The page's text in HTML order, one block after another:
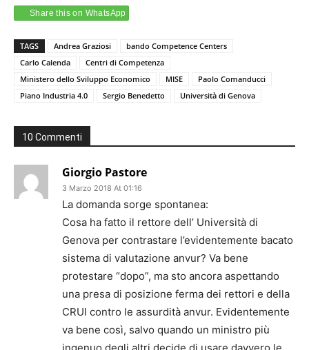
Share this on WhatsApp
TAGS Andrea Graziosi
bando Competence Centers
Carlo Calenda
Centri di Competenza
Ministero dello Sviluppo Economico
MISE
Paolo Comanducci
Piano Industria 4.0
Sergio Benedetto Università di Genova
10 Commenti
Giorgio Pastore
3 Marzo 2018 At 01:16
La domanda sorge spontanea:
Cosa ha fatto il rettore dell’ Università di
Genova per contrastare l’evidentemente bacato
sistema di valutazione anvur? Va bene
protestare “dopo”, ma sto ancora aspettando
una presa di posizione ferma dei rettori e della
CRUI contro le assurdità anvur. Evidentemente
va bene così, salvo quando un ministro più